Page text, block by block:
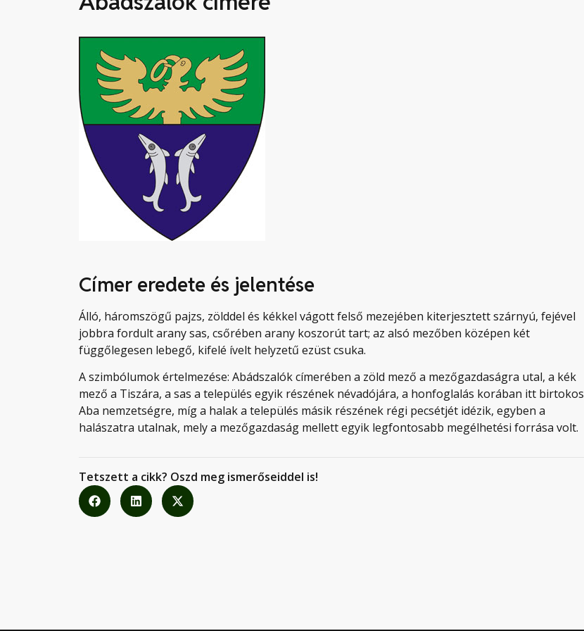
Címer eredete és jelentése
Álló, háromszögű pajzs, zölddel és kékkel vágott felső mezejében kiterjesztett szárnyú, fejével
jobbra fordult arany sas, csőrében arany koszorút tart; az alsó mezőben középen két
függőlegesen lebegő, kifelé ívelt helyzetű ezüst csuka.
A szimbólumok értelmezése: Abádszalók címerében a zöld mező a mezőgazdaságra utal, a kék
mező a Tiszára, a sas a település egyik részének névadójára, a honfoglalás korában itt birtokos
Aba nemzetségre, míg a halak a település másik részének régi pecsétjét idézik, egyben a
halászatra utalnak, mely a mezőgazdaság mellett egyik legfontosabb megélhetési forrása volt.
Tetszett a cikk? Oszd meg ismerőseiddel is!